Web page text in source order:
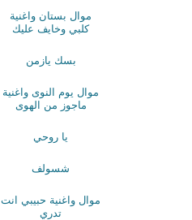
موال بستان واغنية
كلبي وخايف عليك
بسك يازمن
موال يوم النوى واغنية
ماجوز من الهوى
يا روحي
شسولف
موال واغنية حبيبي انت
تدري